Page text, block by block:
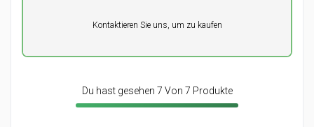
Kontaktieren Sie uns, um zu kaufen
Du hast gesehen 7 Von 7 Produkte